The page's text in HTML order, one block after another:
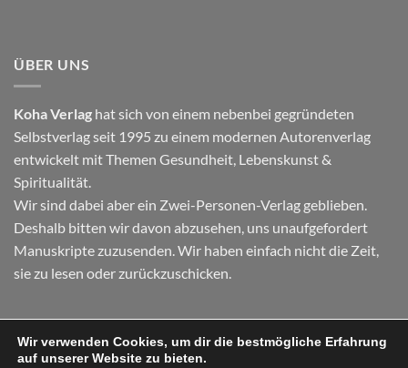
ÜBER UNS
Koha Verlag hat sich von einem nebenbei gegründeten
Selbstverlag seit 1995 zu einem modernen Autorenverlag
entwickelt mit Themen Gesundheit, Lebenskunst&
Spiritualität.
Wir sind dabei aber ein Zwei-Personen-Verlag geblieben.
Deshalb bitten wir davon abzusehen, uns unaufgefordert
Manuskripte zuzusenden. Wir haben einfach nicht die Zeit,
sie zu lesen oder zurückzuschicken.
Visa PayPal
Wir verwenden Cookies, um dir die bestmögliche Erfahrung
auf unserer Website zu bieten.